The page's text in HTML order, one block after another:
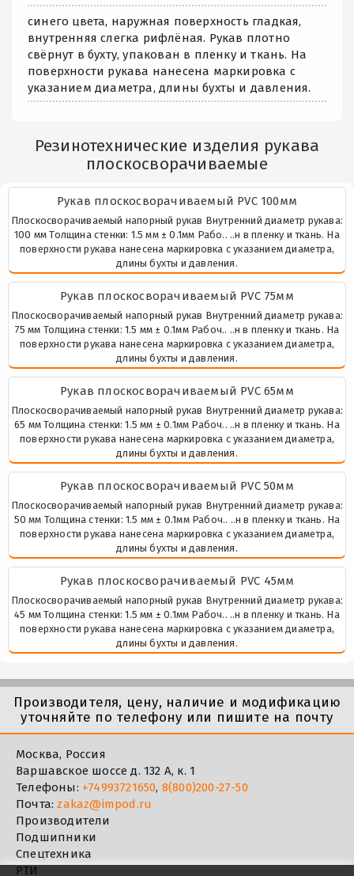
синего цвета, наружная поверхность гладкая,
внутренняя слегка рифлёная. Рукав плотно
свёрнут в бухту, упакован в пленку и ткань. На
поверхности рукава нанесена маркировка с
указанием диаметра, длины бухты и давления.
Резинотехнические изделия рукава
плоскосворачиваемые
Рукав плоскосворачиваемый PVC 100мм
Плоскосворачиваемый напорный рукав Внутренний диаметр рукава:
100 мм Толщина стенки: 1.5 мм ± 0.1мм Рабо.. ..н в пленку и ткань. На
поверхности рукава нанесена маркировка с указанием диаметра,
длины бухты и давления.
Рукав плоскосворачиваемый PVC 75мм
Плоскосворачиваемый напорный рукав Внутренний диаметр рукава:
75 мм Толщина стенки: 1.5 мм ± 0.1мм Рабоч.. ..н в пленку и ткань. На
поверхности рукава нанесена маркировка с указанием диаметра,
длины бухты и давления.
Рукав плоскосворачиваемый PVC 65мм
Плоскосворачиваемый напорный рукав Внутренний диаметр рукава:
65 мм Толщина стенки: 1.5 мм ± 0.1мм Рабоч.. ..н в пленку и ткань. На
поверхности рукава нанесена маркировка с указанием диаметра,
длины бухты и давления.
Рукав плоскосворачиваемый PVC 50мм
Плоскосворачиваемый напорный рукав Внутренний диаметр рукава:
50 мм Толщина стенки: 1.5 мм ± 0.1мм Рабоч.. ..н в пленку и ткань. На
поверхности рукава нанесена маркировка с указанием диаметра,
длины бухты и давления.
Рукав плоскосворачиваемый PVC 45мм
Плоскосворачиваемый напорный рукав Внутренний диаметр рукава:
45 мм Толщина стенки: 1.5 мм ± 0.1мм Рабоч.. ..н в пленку и ткань. На
поверхности рукава нанесена маркировка с указанием диаметра,
длины бухты и давления.
Производителя, цену, наличие и модификацию
уточняйте по телефону или пишите на почту
Москва, Россия
Варшавское шоссе д. 132 А, к. 1
Телефоны: +74993721650, 8(800)200-27-50
Почта:zakaz@impod.ru
Производители
Подшипники
Спецтехника
РТИ